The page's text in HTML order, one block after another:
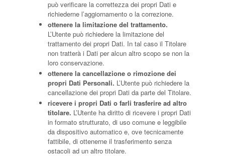
può verificare la correttezza dei propri Dati e
richiederne l’aggiornamento o la correzione.
ottenere la limitazione del trattamento.
L’Utente può richiedere la limitazione del
trattamento dei propri Dati. In tal caso il Titolare
non tratterà i Dati per alcun altro scopo se non la
loro conservazione.
ottenere la cancellazione o rimozione dei
propri Dati Personali. L’Utente può richiedere la
cancellazione dei propri Dati da parte del Titolare.
ricevere i propri Dati o farli trasferire ad altro
titolare. L’Utente ha diritto di ricevere i propri Dati
in formato strutturato, di uso comune e leggibile
da dispositivo automatico e, ove tecnicamente
fattibile, di ottenerne il trasferimento senza
ostacoli ad un altro titolare.